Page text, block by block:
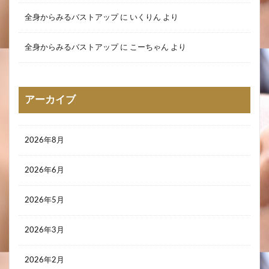
全身からみるバストアップ に いくりん より
全身からみるバストアップ に こーちゃん より
アーカイブ
2026年8月
2026年6月
2026年5月
2026年3月
2026年2月